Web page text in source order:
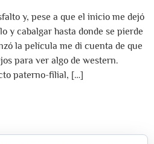
y, pese a que el inicio me dejó
y cabalgar hasta donde se pierde
la película me di cuenta de que
para ver algo de western.
paterno-filial, […]